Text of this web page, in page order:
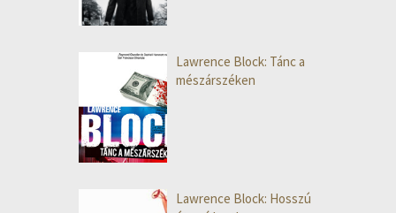
Lawrence Block: Tánc a
mészárszéken
Lawrence Block: Hosszú